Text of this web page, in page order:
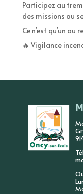
Participez au
des missions au
Ce n’est qu’un au
🔥 Vigilance